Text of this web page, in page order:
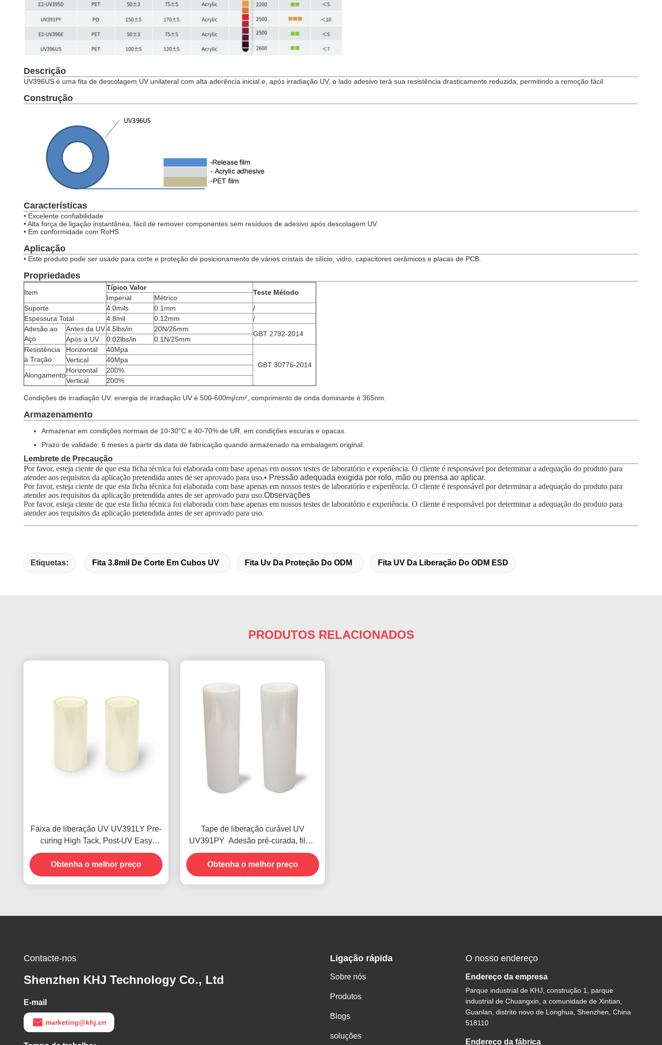
Descrição
UV396US é uma fita de descolagem UV unilateral com alta aderência inicial e, após irradiação UV, o lado adesivo terá sua resistência drasticamente reduzida, permitindo a remoção fácil.
Construção
Características
• Excelente confiabilidade
• Alta força de ligação instantânea, fácil de remover componentes sem resíduos de adesivo após descolagem UV.
• Em conformidade com RoHS
Aplicação
• Este produto pode ser usado para corte e proteção de posicionamento de vários cristais de silício, vidro, capacitores cerâmicos e placas de PCB.
Propriedades
Item
Típico Valor
Teste Método
Imperial
Métrico
Suporte
4.0mils 0.1mm
/
Espessura Total
4.8mil 0.12mm
/
Adesão ao
Aço
Antes da UV4.5lbs/in 20N/25mm
GBT 2792-2014
Após a UV 0.02lbs/in
0.1N/25mm
Resistência
à Tração
Horizontal
40Mpa
GBT 30776-2014
Vertical
40Mpa
Alongamento
Horizontal
200%
Vertical
200%
Condições de irradiação UV: energia de irradiação UV é 500-600mj/cm², comprimento de onda dominante é 365nm.
Armazenamento
Armazenar em condições normais de 10-30°C e 40-70% de UR, em condições escuras e opacas.
Prazo de validade: 6 meses a partir da data de fabricação quando armazenado na embalagem original.
Lembrete de Precaução
Por favor, esteja ciente de que esta ficha técnica foi elaborada com base apenas em nossos testes de laboratório e experiência. O cliente é responsável por determinar a adequação do produto para
atender aos requisitos da aplicação pretendida antes de ser aprovado para uso.• Pressão adequada exigida por rolo, mão ou prensa ao aplicar.
Por favor, esteja ciente de que esta ficha técnica foi elaborada com base apenas em nossos testes de laboratório e experiência. O cliente é responsável por determinar a adequação do produto para
atender aos requisitos da aplicação pretendida antes de ser aprovado para uso.Observações
Por favor, esteja ciente de que esta ficha técnica foi elaborada com base apenas em nossos testes de laboratório e experiência. O cliente é responsável por determinar a adequação do produto para
atender aos requisitos da aplicação pretendida antes de ser aprovado para uso.
Etiquetas: Fita 3.8mil De Corte Em Cubos UV Fita Uv Da Proteção Do ODM Fita UV Da Liberação Do ODM ESD
PRODUTOS RELACIONADOS
Faixa de liberação UV UV391LY Pre-
curing High Tack, Post-UV Easy
Release para Semicondutores
Obtenha o melhor preço
Tape de liberação curável UV
UV391PY ️ Adesão pré-curada, filme
de desligação limpo pós-UV
Obtenha o melhor preço
Contacte-nos
Shenzhen KHJ Technology Co., Ltd
E-mail
marketing@khj.cn
Ligação rápida
Sobre nós
Produtos
Blogs
soluções
O nosso endereço
Endereço da empresa
Parque industrial de KHJ, construção 1, parque
industrial de Chuangxin, a comunidade de Xintian,
Guanlan, distrito novo de Longhua, Shenzhen, China
518110
Endereço da fábrica